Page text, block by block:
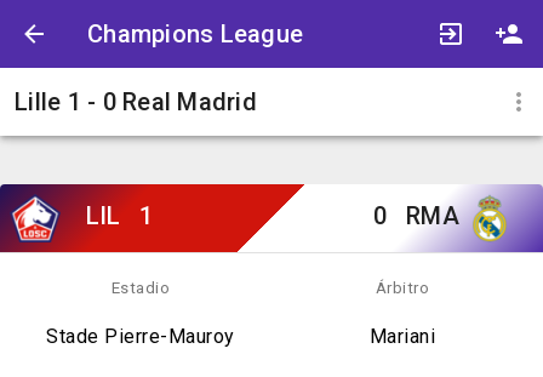
Champions League
Lille 1 - 0 Real Madrid
LIL 1 0 RMA
Estadio
Stade Pierre-Mauroy
Árbitro
Mariani